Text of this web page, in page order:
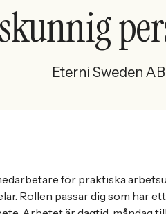
Eterni Sweden AB
för praktiska
Rollen passar dig som har